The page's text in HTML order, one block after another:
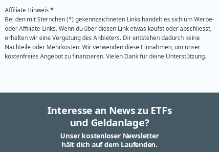
Affiliate Hinweis *
Bei den mit Sternchen (*) gekennzeichneten Links handelt es sich um Werbe-
oder Affiliate-Links. Wenn du über diesen Link etwas kaufst oder abschliesst,
erhalten wir eine Vergütung des Anbieters. Dir entstehen dadurch keine
Nachteile oder Mehrkosten. Wir verwenden diese Einnahmen, um unser
kostenfreies Angebot zu finanzieren. Vielen Dank für deine Unterstützung.
Interesse an News zu ETFs
und Geldanlage?
Unser kostenloser Newsletter
hält dich auf dem Laufenden.